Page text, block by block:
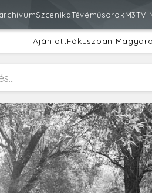
SzcenikaTévéműsorokM3TV
AjánlottFókuszban